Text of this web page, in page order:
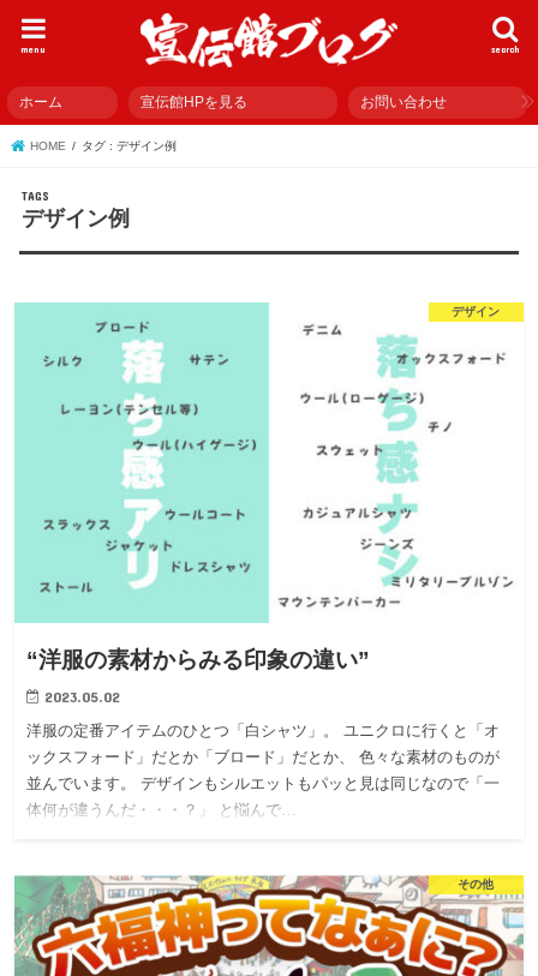
search
menu
ホーム 宣伝館HPを見る お問い合わせ
HOME タグ : デザイン例
デザイン例
デザイン
“洋服の素材からみる印象の違い”
2023.05.02
洋服の定番アイテムのひとつ「白シャツ」。 ユニクロに行くと「オ
ックスフォード」だとか「ブロード」だとか、 色々な素材のものが
並んでいます。 デザインもシルエットもパッと見は同じなので「一
体何が違うんだ・・・？」 と悩んで…
その他